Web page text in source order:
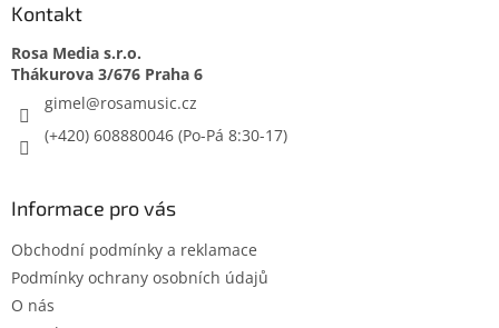
Kontakt
Rosa Media s.r.o.
gimel@rosamusic.cz
(+420) 608880046
Informace pro vás
Obchodní podmínky a reklamace
Podmínky ochrany osobních údajů
O nás